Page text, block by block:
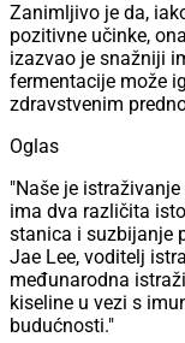
Zanimljivo je da,
pozitivne učinke,
izazvao je snažniji
fermentacije može
zdravstvenim
Oglas
"Naše je
ima dva različita
stanica i suzbijanje
Jae Lee, voditelj
međunarodna
kiseline u vezi s
budućnosti."